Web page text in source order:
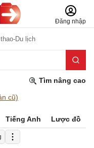
Đăng nhập
Du lịch
Tìm nâng cao
cũ)
Tiếng Anh Lược đồ